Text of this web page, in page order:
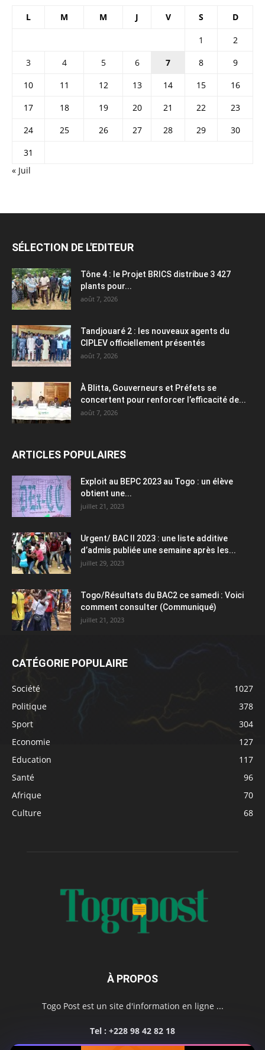
L M M J V S D
1
2
3
4 5 6 7 8
9
10
11 12 13 14 15
16
17
18 19 20 21 22
23
24
25 26 27 28 29
30
31
« Juil
SÉLECTION DE L'EDITEUR
Tône 4 : le Projet BRICS distribue 3 427
plants pour...
août 7, 2026
Tandjouaré 2 : les nouveaux agents du
CIPLEV officiellement présentés
août 7, 2026
À Blitta, Gouverneurs et Préfets se
concertent pour renforcer l’efficacité de...
août 7, 2026
ARTICLES POPULAIRES
Exploit au BEPC 2023 au Togo : un élève
obtient une...
juillet 21, 2023
Urgent/ BAC II 2023 : une liste additive
d’admis publiée une semaine après les...
juillet 29, 2023
Togo/Résultats du BAC2 ce samedi : Voici
comment consulter (Communiqué)
juillet 21, 2023
CATÉGORIE POPULAIRE
Société
1027
Politique
378
Sport
304
Economie
127
Education
117
Santé
96
Afrique
70
Culture
68
À PROPOS
Togo Post est un site d'information en ligne ...
Tel : +228 98 42 82 18